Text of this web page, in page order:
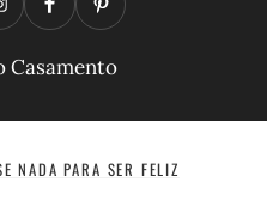
I
F
a
e
b
P
i
t
e
Casamento
NADA PARA SER FELIZ